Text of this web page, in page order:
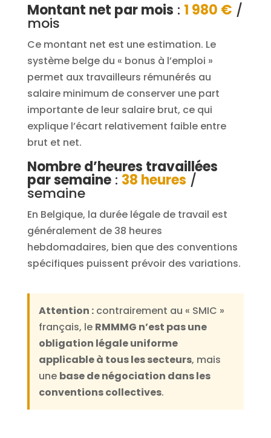
Montant net par mois : 1 980 € /
mois
Ce montant net est une estimation. Le
système belge du « bonus à l’emploi »
permet aux travailleurs rémunérés au
salaire minimum de conserver une part
importante de leur salaire brut, ce qui
explique l’écart relativement faible entre
brut et net.
Nombre d’heures travaillées
par semaine: 38 heures /
semaine
En Belgique, la durée légale de travail est
généralement de 38 heures
hebdomadaires, bien que des conventions
spécifiques puissent prévoir des variations.
Attention :contrairement au « SMIC »
français, le RMMMG n’est pas une
obligation légale uniforme
applicable à tous les secteurs, mais
une base de négociation dans les
conventions collectives.